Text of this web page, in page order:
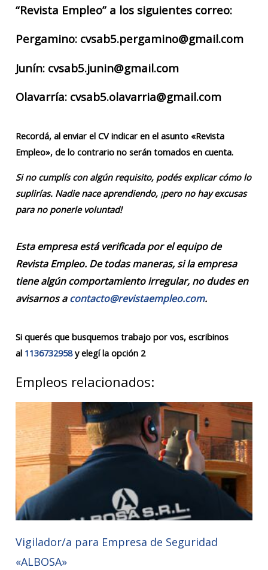
“Revista Empleo” a los siguientes correo:
Pergamino: cvsab5.pergamino@gmail.com
Junín: cvsab5.junin@gmail.com
Olavarría: cvsab5.olavarria@gmail.com
Recordá, al enviar el CV indicar en el asunto «Revista
Empleo», de lo contrario no serán tomados en cuenta.
Si no cumplís con algún requisito, podés explicar cómo lo
suplirías. Nadie nace aprendiendo, ¡pero no hay excusas
para no ponerle voluntad!
Esta empresa está verificada por el equipo de
Revista Empleo. De todas maneras, si la empresa
tiene algún comportamiento irregular, no dudes en
avisarnos acontacto@revistaempleo.com.
Si querés que busquemos trabajo por vos, escribinos
al 1136732958y elegí la opción 2
Empleos relacionados:
Vigilador/a para Empresa de Seguridad
«ALBOSA»